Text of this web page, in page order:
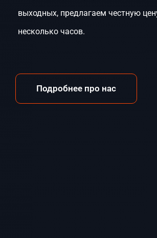
выходных, предлагаем честную
несколько часов.
Подробнее про нас